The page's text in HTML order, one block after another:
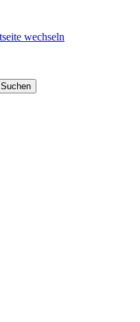
Suchen